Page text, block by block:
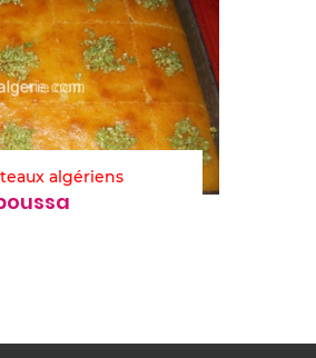
algériens